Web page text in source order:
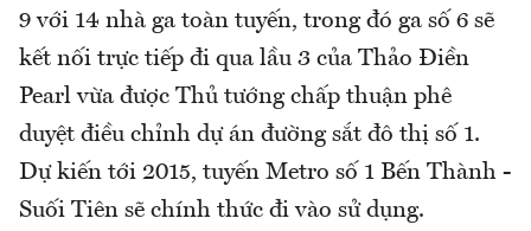
9 với 14 nhà ga toàn tuyến, trong đó ga số 6 sẽ
kết nối trực tiếp đi qua lầu 3 của Thảo Điền
Pearl vừa được Thủ tướng chấp thuận phê
duyệt điều chỉnh dự án đường sắt đô thị số 1.
Dự kiến tới 2015, tuyến Metro số 1 Bến Thành -
Suối Tiên sẽ chính thức đi vào sử dụng.